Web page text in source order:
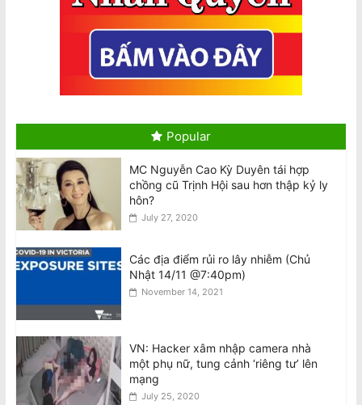
[VIDEO] Footscray: Chủ tiệm bánh mì
Richard Lê bị tấn công khi bảo vệ đàn
ông lớn tuổi
August 5, 2026
Jetstar thu phí hành lý xách tay để
nhỏ đặt dưới ghế
August 5, 2026
Úc thúc đẩy đổi mới sáng tạo trong
lĩnh vực quốc phòng
August 5, 2026
Thị trường bất động sản Úc bước vào
giai đoạn suy thoái
August 5, 2026
National Stroke Week: Đột quỵ rất “sợ”
loại quả này, nghiên cứu đã đưa ra
bằng chứng
August 5, 2026
Popular
MC Nguyễn Cao Kỳ Duyên tái hợp
chồng cũ Trịnh Hội sau hơn thập kỷ ly
hôn?
July 27, 2020
Các địa điểm rủi ro lây nhiễm (Chủ
Nhật 14/11 @7:40pm)
November 14, 2021
VN: Hacker xâm nhập camera nhà
một phụ nữ, tung cảnh ‘riêng tư’ lên
mạng
July 25, 2020